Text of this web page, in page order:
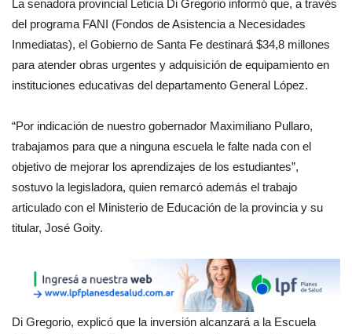
La senadora provincial Leticia Di Gregorio informó que, a través
del programa FANI (Fondos de Asistencia a Necesidades
Inmediatas), el Gobierno de Santa Fe destinará $34,8 millones
para atender obras urgentes y adquisición de equipamiento en
instituciones educativas del departamento General López.
“Por indicación de nuestro gobernador Maximiliano Pullaro,
trabajamos para que a ninguna escuela le falte nada con el
objetivo de mejorar los aprendizajes de los estudiantes”,
sostuvo la legisladora, quien remarcó además el trabajo
articulado con el Ministerio de Educación de la provincia y su
titular, José Goity.
Di Gregorio, explicó que la inversión alcanzará a la Escuela